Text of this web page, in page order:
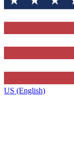
US (English)